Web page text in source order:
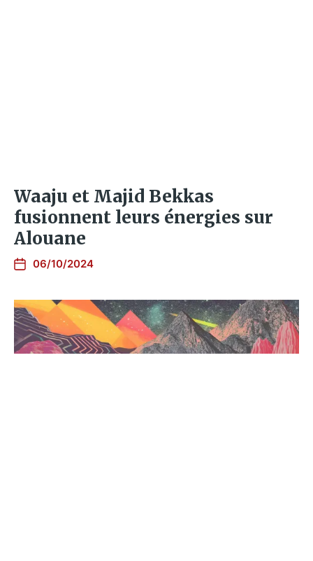
Waaju et Majid Bekkas
fusionnent leurs énergies sur
Alouane
06/10/2024